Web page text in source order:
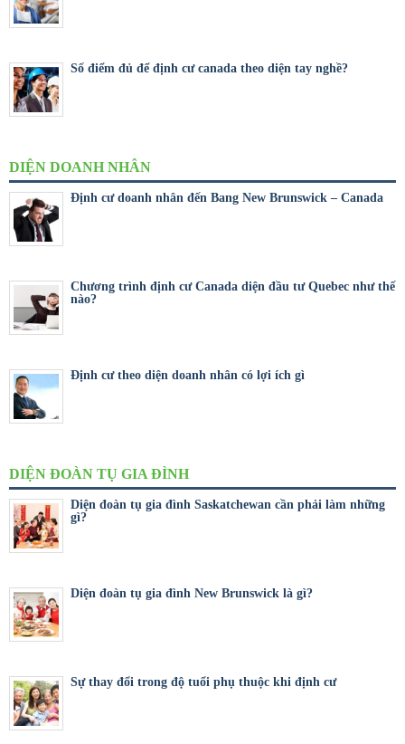
Số điểm đủ để định cư canada theo diện tay nghề?
DIỆN DOANH NHÂN
Định cư doanh nhân đến Bang New Brunswick – Canada
Chương trình định cư Canada diện đầu tư Quebec như thế
nào?
Định cư theo diện doanh nhân có lợi ích gì
DIỆN ĐOÀN TỤ GIA ĐÌNH
Diện đoàn tụ gia đình Saskatchewan cần phải làm những
gì?
Diện đoàn tụ gia đình New Brunswick là gì?
Sự thay đổi trong độ tuổi phụ thuộc khi định cư